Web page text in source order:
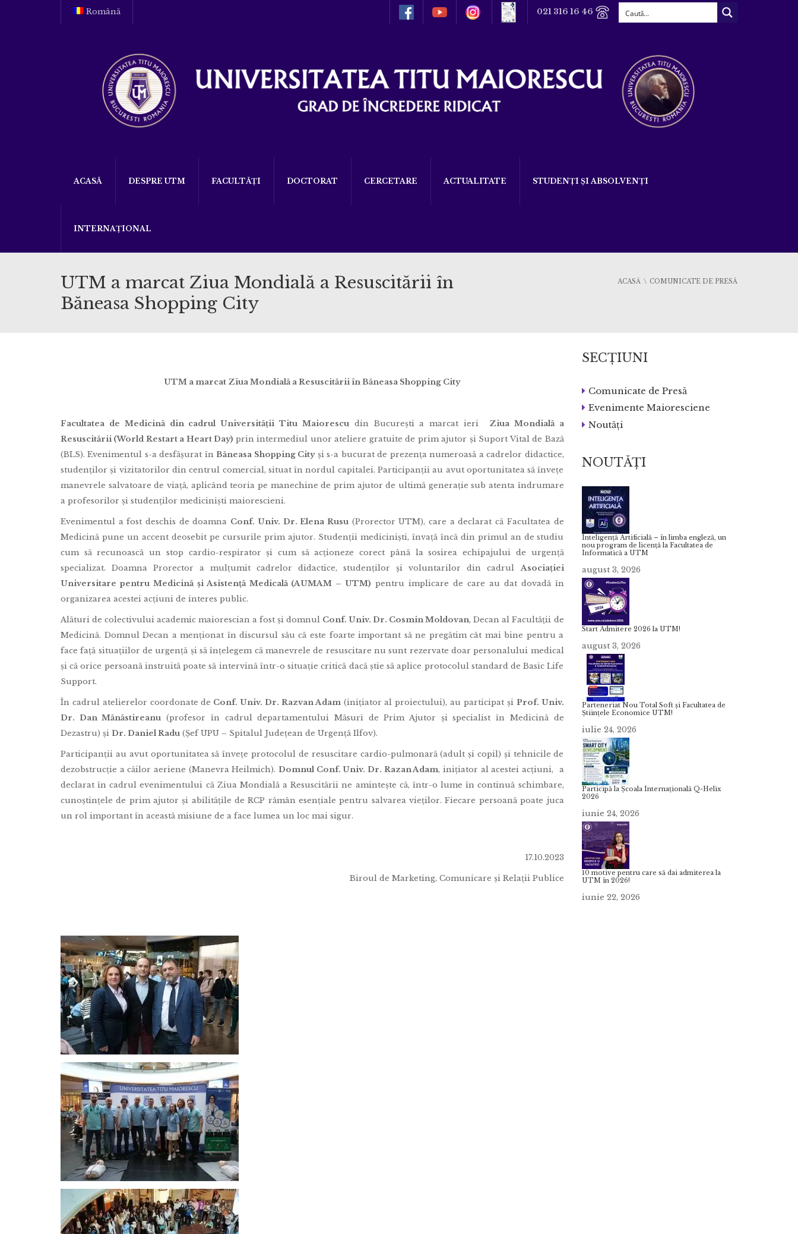
Română 021 316 16 46
ACASĂ DESPRE UTM FACULTĂȚI DOCTORAT CERCETARE ACTUALITATE STUDENȚI ȘI ABSOLVENȚI
INTERNAȚIONAL
UTM a marcat Ziua Mondială a Resuscitării în
Băneasa Shopping City
ACASĂ COMUNICATE DE PRESĂ
UTM a marcat Ziua Mondială a Resuscitării în Băneasa Shopping City
Facultatea de Medicină din cadrul Universității Titu Maiorescudin București a marcat ieri Ziua Mondială a
Resuscitării (World Restart a Heart Day) prin intermediul unor ateliere gratuite de prim ajutor și Suport Vital de Bază
(BLS). Evenimentul s-a desfășurat înBăneasa Shopping Cityși s-a bucurat de prezența numeroasă a cadrelor didactice,
studenților și vizitatorilor din centrul comercial, situat în nordul capitalei. Participanții au avut oportunitatea să învețe
manevrele salvatoare de viață, aplicând teoria pe manechine de prim ajutor de ultimă generație sub atenta îndrumare
a profesorilor și studenților mediciniști maiorescieni.
Evenimentul a fost deschis de doamna Conf. Univ. Dr. Elena Rusu(Prorector UTM), care a declarat că Facultatea de
Medicină pune un accent deosebit pe cursurile prim ajutor. Studenții mediciniști, învață încă din primul an de studiu
cum să recunoască un stop cardio-respirator și cum să acționeze corect până la sosirea echipajului de urgență
specializat. Doamna Prorector a mulțumit cadrelor didactice, studenților și voluntarilor din cadrulAsociației
Universitare pentru Medicină și Asistență Medicală (AUMAM – UTM) pentru implicare de care au dat dovadă în
organizarea acestei acțiuni de interes public.
Alături de colectivului academic maiorescian a fost și domnul Conf. Univ. Dr. Cosmin Moldovan, Decan al Facultății de
Medicină. Domnul Decan a menționat în discursul său că este foarte important să ne pregătim cât mai bine pentru a
face față situațiilor de urgență și să înțelegem că manevrele de resuscitare nu sunt rezervate doar personalului medical
și că orice persoană instruită poate să intervină într-o situație critică dacă știe să aplice protocolul standard de Basic Life
Support.
În cadrul atelierelor coordonate de Conf. Univ. Dr. Razvan Adam(inițiator al proiectului), au participat și Prof. Univ.
Dr. Dan Mănăstireanu (profesor în cadrul departamentului Măsuri de Prim Ajutor și specialist în Medicină de
Dezastru) și Dr. Daniel Radu (Șef UPU – Spitalul Județean de Urgență Ilfov).
Participanții au avut oportunitatea să învețe protocolul de resuscitare cardio-pulmonară (adult și copil) și tehnicile de
dezobstrucție a căilor aeriene (Manevra Heilmich).Domnul Conf. Univ. Dr. Razan Adam, inițiator al acestei acțiuni, a
declarat în cadrul evenimentului că Ziua Mondială a Resuscitării ne amintește că, într-o lume în continuă schimbare,
cunoștințele de prim ajutor și abilitățile de RCP rămân esențiale pentru salvarea vieților. Fiecare persoană poate juca
un rol important în această misiune de a face lumea un loc mai sigur.
17.10.2023
Biroul de Marketing, Comunicare și Relații Publice
SECȚIUNI
Comunicate de Presă
Evenimente Maioresciene
Noutăți
NOUTĂȚI
Inteligență Artificială – în limba engleză, un
nou program de licență la Facultatea de
Informatică a UTM
august 3, 2026
Start Admitere 2026 la UTM!
august 3, 2026
Parteneriat Nou Total Soft și Facultatea de
Științele Economice UTM!
iulie 24, 2026
Participă la Școala Internațională Q-Helix
2026
iunie 24, 2026
10 motive pentru care să dai admiterea la
UTM în 2026!
iunie 22, 2026